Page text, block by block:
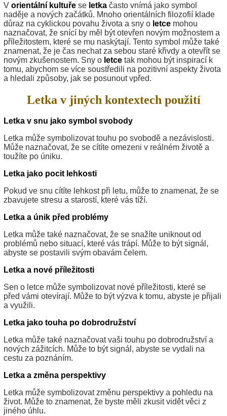
V orientální kultuře se letka často vnímá jako symbol
naděje a nových začátků. Mnoho orientálních filozofií klade
důraz na cyklickou povahu života a sny o letce mohou
naznačovat, že snící by měl být otevřen novým možnostem a
příležitostem, které se mu naskýtají. Tento symbol může také
znamenat, že je čas nechat za sebou staré křivdy a otevřít se
novým zkušenostem. Sny o letce tak mohou být inspirací k
tomu, abychom se více soustředili na pozitivní aspekty života
a hledali způsoby, jak se posunout vpřed.
Letka v jiných kontextech použití
Letka v snu jako symbol svobody
Letka může symbolizovat touhu po svobodě a nezávislosti.
Může naznačovat, že se cítíte omezeni v reálném životě a
toužíte po úniku.
Letka jako pocit lehkosti
Pokud ve snu cítíte lehkost při letu, může to znamenat, že se
zbavujete stresu a starostí, které vás tíží.
Letka a únik před problémy
Letka může také naznačovat, že se snažíte uniknout od
problémů nebo situací, které vás trápí. Může to být signál,
abyste se postavili svým obavám čelem.
Letka a nové příležitosti
Sen o letce může symbolizovat nové příležitosti, které se
před vámi otevírají. Může to být výzva k tomu, abyste je přijali
a využili.
Letka jako touha po dobrodružství
Letka může také naznačovat vaši touhu po dobrodružství a
nových zážitcích. Může to být signál, abyste se vydali na
cestu za poznáním.
Letka a změna perspektivy
Letka může symbolizovat změnu perspektivy a pohledu na
život. Může to znamenat, že byste měli zkusit vidět věci z
jiného úhlu.